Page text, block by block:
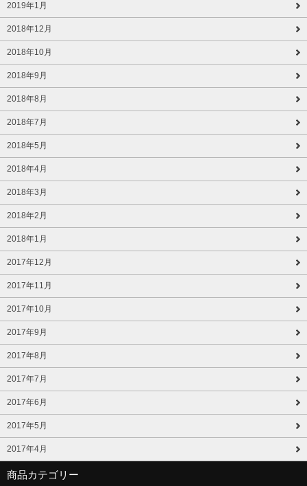
2019年1月
2018年12月
2018年10月
2018年9月
2018年8月
2018年7月
2018年5月
2018年4月
2018年3月
2018年2月
2018年1月
2017年12月
2017年11月
2017年10月
2017年9月
2017年8月
2017年7月
2017年6月
2017年5月
2017年4月
商品カテゴリー